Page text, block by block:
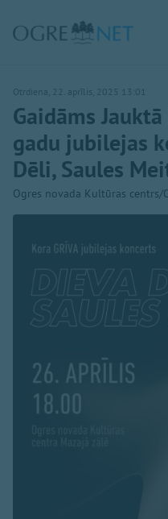
Otrdiena, 22. aprīlis, 2025 13:01
Gaidāms
gadu jubilejas
Dēli, Saules
Ogres novada Kultūras centrs/